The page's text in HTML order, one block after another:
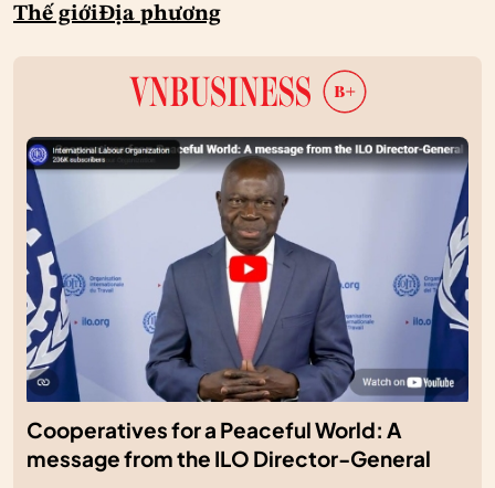
Thế giớiĐịa phương
Cooperatives for a Peaceful World: A
message from the ILO Director-General